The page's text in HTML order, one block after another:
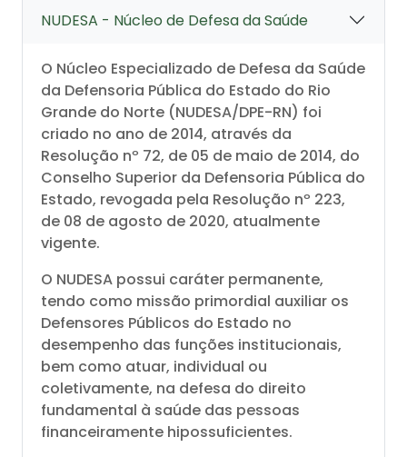
NUDESA - Núcleo de Defesa da Saúde
O Núcleo Especializado de Defesa da Saúde
da Defensoria Pública do Estado do Rio
Grande do Norte (NUDESA/DPE-RN) foi
criado no ano de 2014, através da
Resolução nº 72, de 05 de maio de 2014, do
Conselho Superior da Defensoria Pública do
Estado, revogada pela Resolução nº 223,
de 08 de agosto de 2020, atualmente
vigente.
O NUDESA possui caráter permanente,
tendo como missão primordial auxiliar os
Defensores Públicos do Estado no
desempenho das funções institucionais,
bem como atuar, individual ou
coletivamente, na defesa do direito
fundamental à saúde das pessoas
financeiramente hipossuficientes.